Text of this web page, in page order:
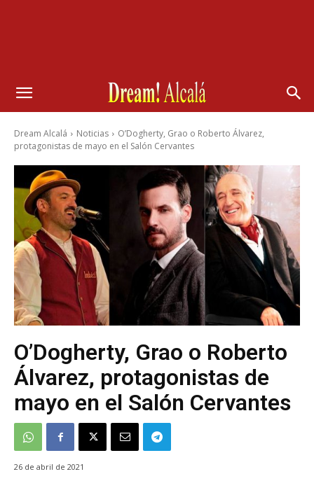
Dream Alcalá Noticias
O’Dogherty, Grao o Roberto Álvarez,
protagonistas de mayo en el Salón Cervantes
O’Dogherty, Grao o Roberto
Álvarez, protagonistas de
mayo en el Salón Cervantes
26 de abril de 2021